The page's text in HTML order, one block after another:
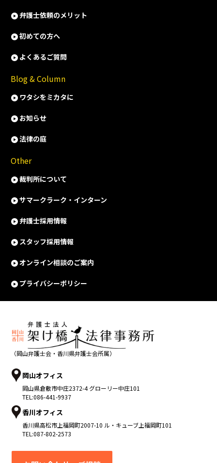
弁護士依頼のメリット
初めての方へ
よくあるご質問
Blog & Column
ワタシをミカタに
お知らせ
法律の庭
Other
裁判所について
サマークラーク・インターン
弁護士採用情報
スタッフ採用情報
オンライン相談のご案内
プライバシーポリシー
（岡山弁護士会・香川県弁護士会所属）
岡山オフィス
岡山県倉敷市中庄2372-4 グローリー中庄101
TEL:086-441-9937
香川オフィス
香川県高松市 上福岡町2007-10 ル・キューブ上福岡町101
TEL:087-802-2573